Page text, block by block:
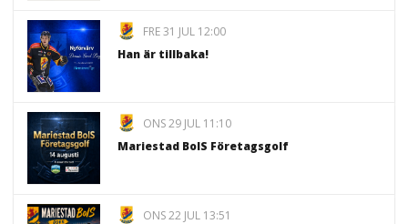
FRE 31 JUL 12:00
Han är tillbaka!
ONS 29 JUL 11:10
Mariestad BoIS Företagsgolf
ONS 22 JUL 13:51